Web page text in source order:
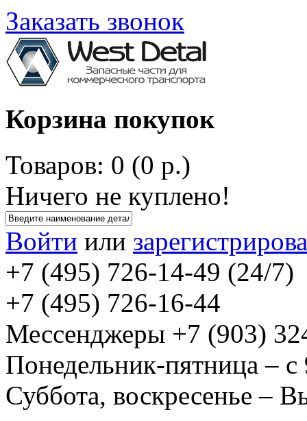
Заказать звонок
Корзина покупок
Товаров: 0 (0 р.)
Ничего не куплено!
Войти или
+7 (495) 726-14-49 (24/7)
+7 (495) 726-16-44
Мессенджеры +7 (903)
Понедельник-пятница –
Суббота, воскресенье –